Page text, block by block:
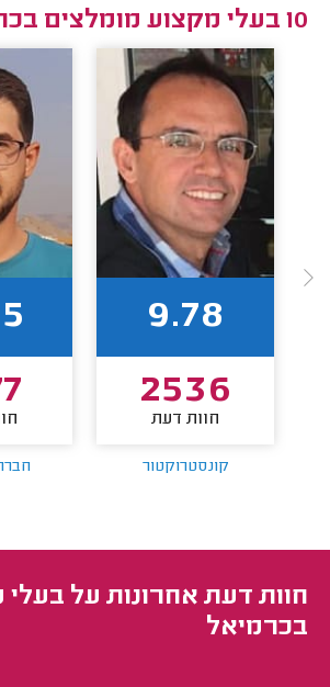
10 בעלי מקצוע מומלצים בכרמיאל
9.78
2536
חוות דעת
קונסטרוקטור
חוות דעת אחרונות על
בכרמיאל